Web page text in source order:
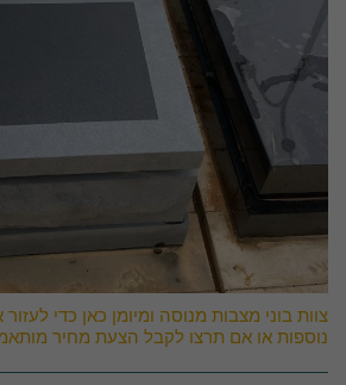
צוות בוני מצבות מנוסה ומיומן כאן כדי
נוספות או אם תרצו לקבל הצעת מחיר